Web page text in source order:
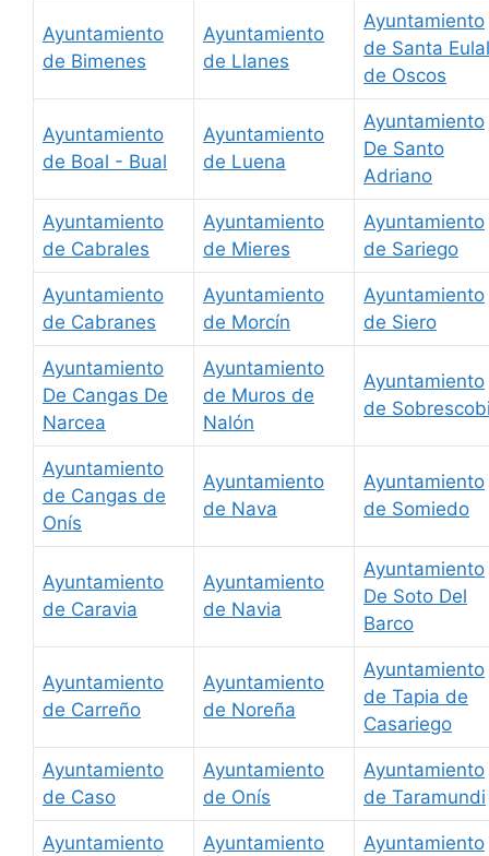
Ayuntamiento
de Bimenes
Ayuntamiento
de Llanes
Ayuntamiento
de Santa
de Oscos
Ayuntamiento
de Boal - Bual
Ayuntamiento
de Luena
Ayuntamiento
De Santo
Adriano
Ayuntamiento
de Cabrales
Ayuntamiento
de Mieres
Ayuntamiento
de Sariego
Ayuntamiento
de Cabranes
Ayuntamiento
de Morcín
Ayuntamiento
de Siero
Ayuntamiento
De Cangas De
Narcea
Ayuntamiento
de Muros de
Nalón
Ayuntamiento
de
Ayuntamiento
de Cangas de
Onís
Ayuntamiento
de Nava
Ayuntamiento
de Somiedo
Ayuntamiento
de Caravia
Ayuntamiento
de Navia
Ayuntamiento
De Soto Del
Barco
Ayuntamiento
de Carreño
Ayuntamiento
de Noreña
Ayuntamiento
de Tapia de
Casariego
Ayuntamiento
de Caso
Ayuntamiento
de Onís
Ayuntamiento
de Taramundi
Ayuntamiento
Ayuntamiento
Ayuntamiento